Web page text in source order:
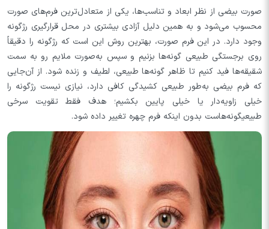
صورت بیضی از نظر ابعاد و تناسب‌ها، یکی از متعادل‌ترین فرم‌های صورت
محسوب می‌شود و به همین دلیل آزادی بیشتری در محل قرارگیری رژگونه
وجود دارد. در این فرم صورت، بهترین روش این است که رژگونه را دقیقاً
روی برجستگی طبیعی گونه‌ها بزنیم و سپس به‌صورت ملایم رو به سمت
شقیقه‌ها فید کنیم تا ظاهر گونه‌ها طبیعی، لطیف و زنده شود. از آن‌جایی
که فرم بیضی به‌طور طبیعی کشیدگی کافی دارد، نیازی نیست رژگونه را
خیلی زاویه‌دار یا خیلی پایین بکشیم؛ هدف فقط تقویت سرخی
طبیعیگونه‌هاست بدون اینکه فرم چهره تغییر داده شود.